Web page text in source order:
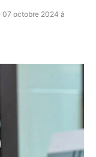
07 octobre 2024 à